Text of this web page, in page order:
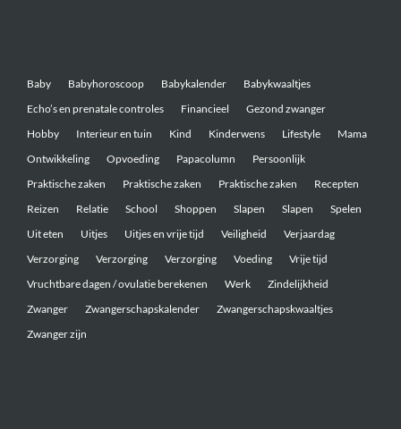
Baby Babyhoroscoop Babykalender
Babykwaaltjes
Echo’s en prenatale controles
Financieel
Gezond zwanger
Hobby
Interieur en tuin Kind Kinderwens Lifestyle
Mama
Ontwikkeling
Opvoeding Papacolumn
Persoonlijk
Praktische zaken
Praktische zaken Praktische zaken
Recepten
Reizen
Relatie School Shoppen Slapen Slapen
Spelen
Uit eten
Uitjes Uitjes en vrije tijd Veiligheid
Verjaardag
Verzorging
Verzorging Verzorging Voeding
Vrije tijd
Vruchtbare dagen / ovulatie berekenen
Werk
Zindelijkheid
Zwanger
Zwangerschapskalender
Zwangerschapskwaaltjes
Zwanger zijn